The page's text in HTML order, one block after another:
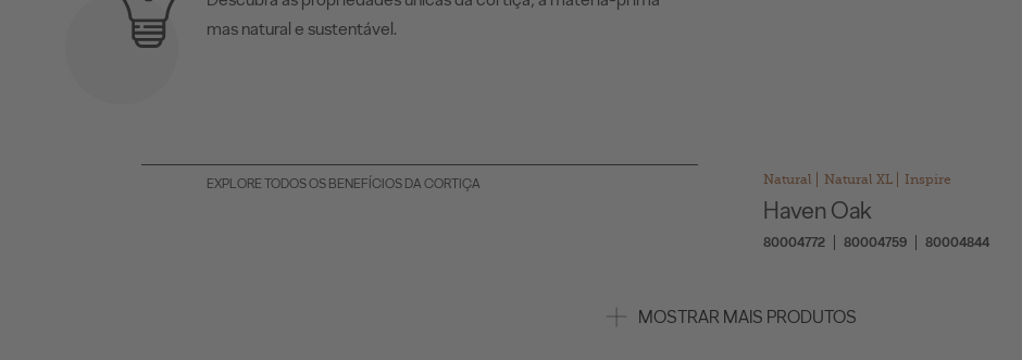
mas natural e sustentável.
EXPLORE TODOS OS BENEFÍCIOS DA CORTIÇA Natural Natural XL Inspire
Haven Oak
80004772 80004759 80004844
MOSTRAR MAIS PRODUTOS